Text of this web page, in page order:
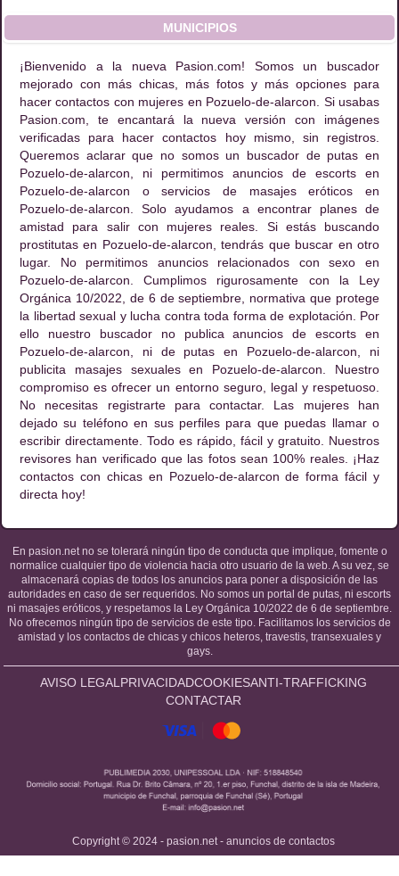
MUNICIPIOS
¡Bienvenido a la nueva Pasion.com! Somos un buscador
mejorado con más chicas, más fotos y más opciones para
hacer contactos con mujeres en Pozuelo-de-alarcon. Si usabas
Pasion.com, te encantará la nueva versión con imágenes
verificadas para hacer contactos hoy mismo, sin registros.
Queremos aclarar que no somos un buscador de putas en
Pozuelo-de-alarcon, ni permitimos anuncios de escorts en
Pozuelo-de-alarcon o servicios de masajes eróticos en
Pozuelo-de-alarcon. Solo ayudamos a encontrar planes de
amistad para salir con mujeres reales. Si estás buscando
prostitutas en Pozuelo-de-alarcon, tendrás que buscar en otro
lugar. No permitimos anuncios relacionados con sexo en
Pozuelo-de-alarcon. Cumplimos rigurosamente con la Ley
Orgánica 10/2022, de 6 de septiembre, normativa que protege
la libertad sexual y lucha contra toda forma de explotación. Por
ello nuestro buscador no publica anuncios de escorts en
Pozuelo-de-alarcon, ni de putas en Pozuelo-de-alarcon, ni
publicita masajes sexuales en Pozuelo-de-alarcon. Nuestro
compromiso es ofrecer un entorno seguro, legal y respetuoso.
No necesitas registrarte para contactar. Las mujeres han
dejado su teléfono en sus perfiles para que puedas llamar o
escribir directamente. Todo es rápido, fácil y gratuito. Nuestros
revisores han verificado que las fotos sean 100% reales. ¡Haz
contactos con chicas en Pozuelo-de-alarcon de forma fácil y
directa hoy!
En pasion.net no se tolerará ningún tipo de conducta que implique, fomente o
normalice cualquier tipo de violencia hacia otro usuario de la web. A su vez, se
almacenará copias de todos los anuncios para poner a disposición de las
autoridades en caso de ser requeridos. No somos un portal de putas, ni escorts
ni masajes eróticos, y respetamos la Ley Orgánica 10/2022 de 6 de septiembre.
No ofrecemos ningún tipo de servicios de este tipo. Facilitamos los servicios de
amistad y los contactos de chicas y chicos heteros, travestis, transexuales y
gays.
AVISO LEGAL PRIVACIDADCOOKIESANTI-TRAFFICKING
CONTACTAR
Copyright © 2024 - pasion.net - anuncios de contactos